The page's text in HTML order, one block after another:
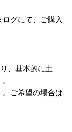
グにて、ご購入
、基本的に土
ご希望の場合は